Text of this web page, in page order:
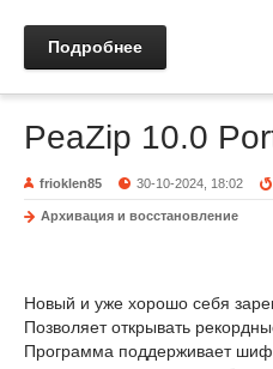
Подробнее
PeaZip 10.0
frioklen85 30-10-2024, 18:02
Архивация и восстановление
Новый и уже хорошо себя
Позволяет открывать
Программа поддерживает